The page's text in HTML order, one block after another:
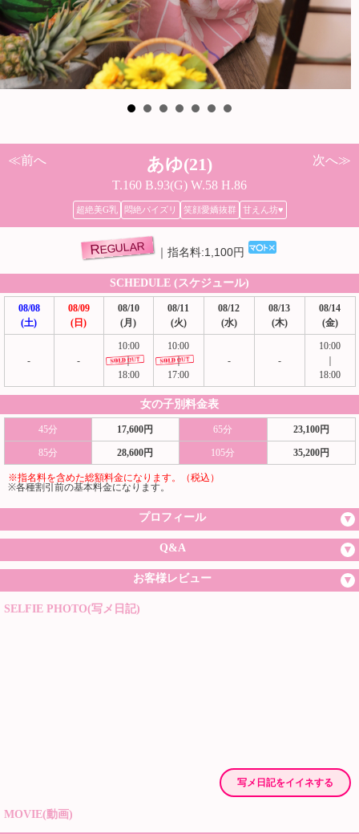
次へ≫
≪前へ あゆ(21)
T.160 B.93(G) W.58 H.86
超絶美G乳 悶絶パイズリ 笑顔愛嬌抜群 甘えん坊♥
REGULAR 指名料:1,100円
SCHEDULE (スケジュール)
08/08
(土)
08/09
(日)
08/10
(月)
08/11
(火)
08/12
(水)
08/13
(木)
08/14
(金)
- -
10:00
｜
18:00
10:00
｜
17:00
- -
10:00
18:00
女の子別料金表
45分 17,600円 65分 23,100円
85分 28,600円 105分 35,200円
※指名料を含めた総額料金になります。（税込）
※各種割引前の基本料金になります。
プロフィール
Q&A
お客様レビュー
SELFIE PHOTO(写メ日記)
写メ日記をイイネする
MOVIE(動画)